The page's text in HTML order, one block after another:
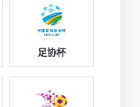
足协杯